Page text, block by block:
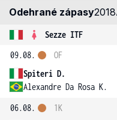
Odehrané zápasy2018
Sezze ITF
09.08.
Spiteri D.
Alexandre Da Rosa K.
OF
06.08.
1K